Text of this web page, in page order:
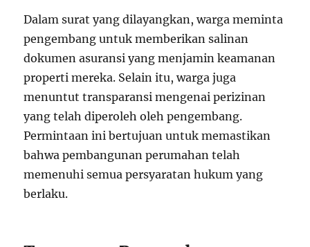
Dalam surat yang dilayangkan, warga meminta
pengembang untuk memberikan salinan
dokumen asuransi yang menjamin keamanan
properti mereka. Selain itu, warga juga
menuntut transparansi mengenai perizinan
yang telah diperoleh oleh pengembang.
Permintaan ini bertujuan untuk memastikan
bahwa pembangunan perumahan telah
memenuhi semua persyaratan hukum yang
berlaku.